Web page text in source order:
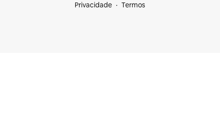
Privacidade
Termos